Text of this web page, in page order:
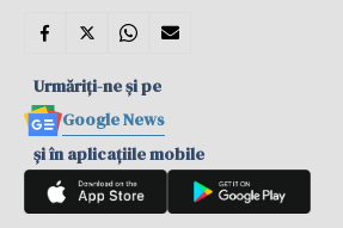
Urmăriți-ne și pe
Google News
și în aplicațiile mobile